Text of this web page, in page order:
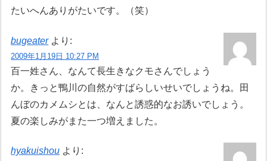
たいへんありがたいです。（笑）
bugeater より:
2009年1月19日 10:27 PM
百一姓さん、なんて長生きなクモさんでしょう
か。きっと鴨川の自然がすばらしいせいでしょうね。田
んぼのカメムシとは、なんと誘惑的なお誘いでしょう。
夏の楽しみがまた一つ増えました。
hyakuishou より: